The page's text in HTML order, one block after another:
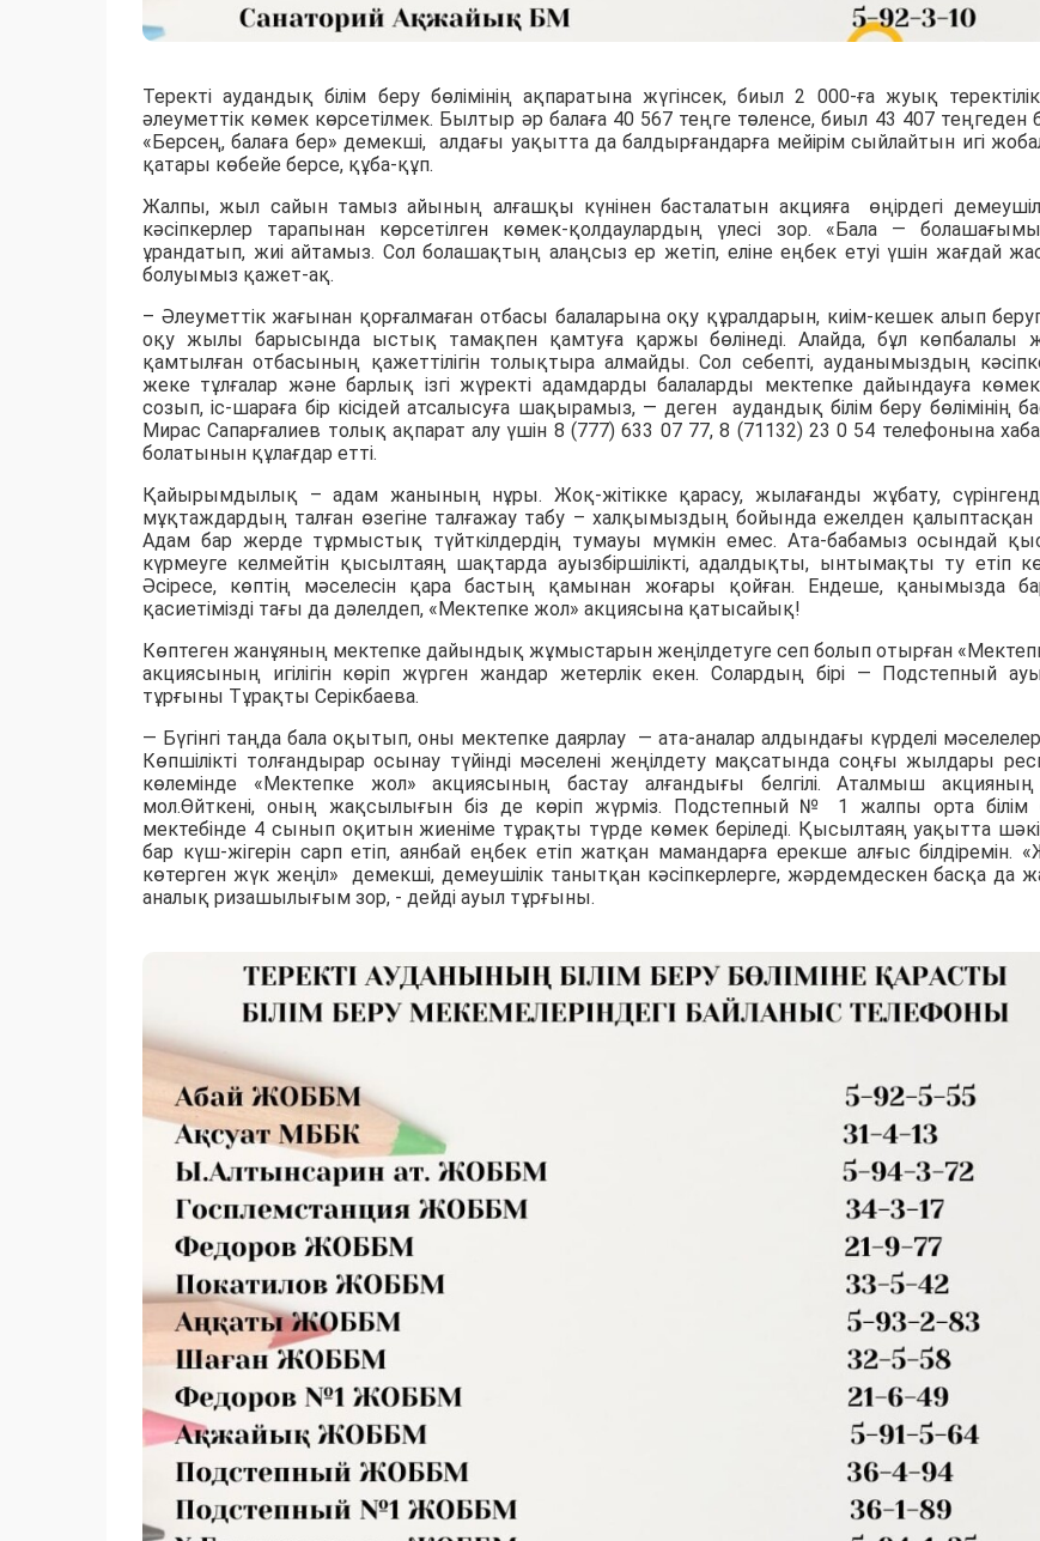
Теректі аудандық білім беру бөлімінің ақпаратына жүгінсек, биыл2 000-ғажуық
әлеуметтік көмек көрсетілмек. Былтыр әр балаға 40 567 теңге төленсе, биыл 43 407теңгеден
«Берсең, балаға бер» демекші, алдағы уақытта да балдырғандарға мейірім сыйлайтын игі
қатары көбейе берсе, құба-құп.
Жалпы, жыл сайын тамыз айының алғашқы күнінен басталатын акцияға өңірдегі
кәсіпкерлер тарапынан көрсетілген көмек-қолдаулардың үлесі зор. «Бала —
ұрандатып, жиі айтамыз. Сол болашақтың алаңсыз ер жетіп, еліне еңбек етуі үшін жағдай
болуымыз қажет-ақ.
– Әлеуметтік жағынан қорғалмаған отбасы балаларына оқу құралдарын, киім-кешек алып
оқу жылы барысында ыстық тамақпен қамтуға қаржы бөлінеді. Алайда, бұл көпбалалы
қамтылған отбасының қажеттілігін толықтыра алмайды. Сол себепті, ауданымыздың
жеке тұлғалар және барлық ізгі жүректі адамдарды балаларды мектепке дайындауға
созып, іс-шараға бір кісідей атсалысуға шақырамыз, — деген аудандық білім беру бөлімінің
Мирас Сапарғалиев толық ақпарат алу үшін 8 (777) 633 07 77, 8 (71132) 23 0 54 телефонына
болатынын құлағдар етті.
Қайырымдылық – адам жанының нұры. Жоқ-жітікке қарасу, жылағанды жұбату,
мұқтаждардың талған өзегіне талғажау табу – халқымыздың бойында ежелден қалыптасқан
Адам бар жерде тұрмыстық түйткілдердің тумауы мүмкін емес. Ата-бабамыз осындай
күрмеуге келмейтін қысылтаяң шақтарда ауызбіршілікті, адалдықты, ынтымақты ту етіп
Әсіресе, көптің мәселесін қара бастың қамынан жоғары қойған. Ендеше, қанымызда
қасиетімізді тағы да дәлелдеп, «Мектепке жол» акциясына қатысайық!
Көптеген жанұяның мектепке дайындық жұмыстарын жеңілдетуге сеп болып отырған
акциясының игілігін көріп жүрген жандар жетерлік екен. Солардың бірі — Подстепный
тұрғыны Тұрақты Серікбаева.
— Бүгінгі таңда бала оқытып, оны мектепке даярлау — ата-аналар алдындағы күрделі
Көпшілікті толғандырар осынау түйінді мәселені жеңілдету мақсатында соңғы жылдары
көлемінде «Мектепке жол» акциясының бастау алғандығы белгілі. Аталмыш акцияның
мол.Өйткені, оның жақсылығын біз де көріп жүрміз. Подстепный № 1 жалпы орта білім
мектебінде 4 сынып оқитын жиеніме тұрақты түрде көмек беріледі. Қысылтаяң уақытта
бар күш-жігерін сарп етіп, аянбай еңбек етіп жатқан мамандарға ерекше алғыс білдіремін.
көтерген жүк жеңіл» демекші, демеушілік танытқан кәсіпкерлерге, жәрдемдескен басқа да
аналық ризашылығым зор, - дейді ауыл тұрғыны.